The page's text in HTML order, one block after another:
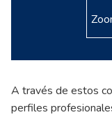
A través de estos
perfiles